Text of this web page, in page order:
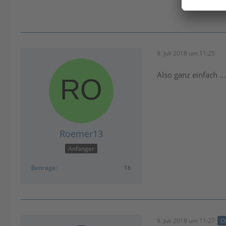
Roemer13
Anfänger
Beiträge 16
9. Juli 2018 um 11:25
Also ganz einfach
9. Juli 2018 um 11:27